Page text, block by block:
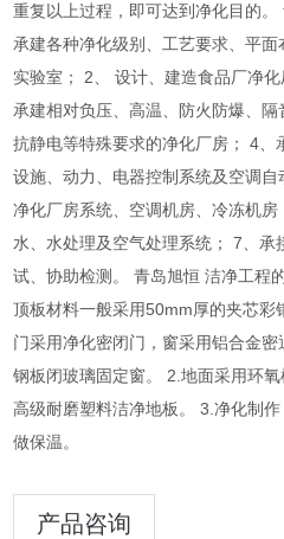
重复以上过程，即可达到净化目的。
承建各种净化级别、工艺要求、平
实验室； 2、 设计、建造食品厂净化
承建相对负压、高温、防火防爆、隔
抗静电等特殊要求的净化厂房； 4、
设施、动力、电器控制系统及空调
净化厂房系统、空调机房、冷冻机
水、水处理及空气处理系统； 7、承
试、协助检测。 青岛旭恒 洁净工程
顶板材料一般采用50mm厚的夹芯彩
门采用净化密闭门，窗采用铝合金
钢板闭玻璃固定窗。 2.地面采用环
高级耐磨塑料洁净地板。 3.净化制作
做保温。
产品咨询